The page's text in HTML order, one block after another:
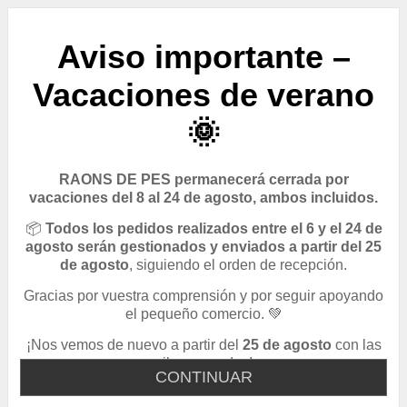
CONTINUAR
Aviso importante –
Vacaciones de verano
🌞
RAONS DE PES permanecerá cerrada por
vacaciones del 8 al 24 de agosto, ambos incluidos.
📦 Todos los pedidos realizados entre el 6 y el 24 de
agosto serán gestionados y enviados a partir del 25
de agosto, siguiendo el orden de recepción.
Gracias por vuestra comprensión y por seguir apoyando
el pequeño comercio. 💚
¡Nos vemos de nuevo a partir del 25 de agosto con las
pilas cargadas!